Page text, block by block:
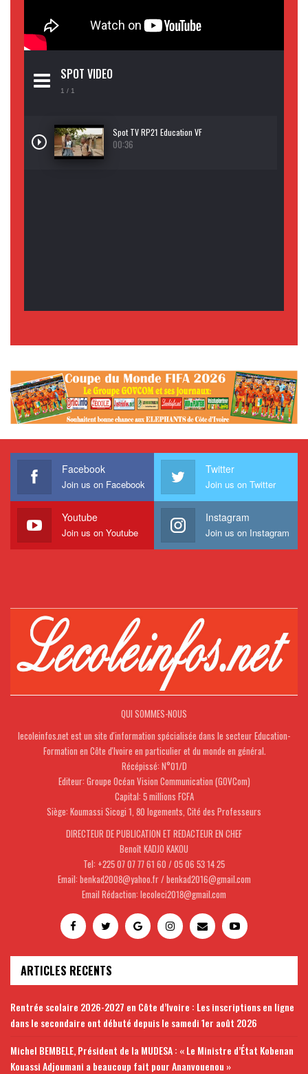
SPOT VIDEO
1 / 1
Spot TV RP21 Education VF
00:36
Facebook
Join us on Facebook
Twitter
Join us on Twitter
Youtube
Join us on Youtube
Instagram
Join us on Instagram
QUI SOMMES-NOUS
lecoleinfos.net est un site d'information spécialisée dans le secteur Education-
Formation en Côte d'Ivoire en particulier et du monde en général.
Récépissé: N°01/D
Editeur: Groupe Océan Vision Communication (GOVCom)
Capital: 5 millions FCFA
Siège: Koumassi Sicogi 1, 80 logements, Cité des Professeurs
DIRECTEUR DE PUBLICATION ET REDACTEUR EN CHEF
Benoît KADJO KAKOU
Tel: +225 07 07 77 61 60 / 05 06 53 14 25
Email: benkad2008@yahoo.fr / benkad2016@gmail.com
Email Rédaction: lecoleci2018@gmail.com
ARTICLES RECENTS
Rentrée scolaire 2026-2027 en Côte d’Ivoire : Les inscriptions en ligne
dans le secondaire ont débuté depuis le samedi 1er août 2026
Michel BEMBELE, Président de la MUDESA : « Le Ministre d’État Kobenan
Kouassi Adjoumani a beaucoup fait pour Ananvouenou »